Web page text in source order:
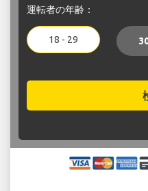
運転者の年齢：
18 - 29